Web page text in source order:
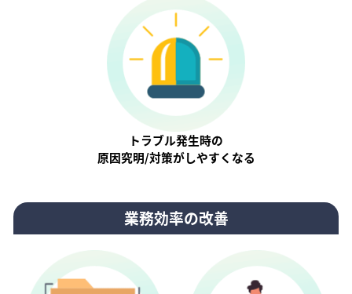
トラブル発生時の
原因究明/対策がしやすくなる
業務効率の改善